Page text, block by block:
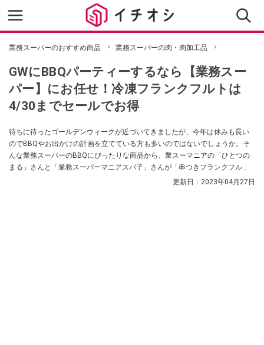
業務スーパーのおすすめ商品 業務スーパーの肉・肉加工品
GWにBBQパーティーするなら【業務スー
パー】にお任せ！冷凍フランクフルトは
4/30までセールでお得
待ちに待ったゴールデンウィークが近づいてきましたが、今年は休みも長い
のでBBQやお出かけの計画を立てている方も多いのではないでしょうか。そ
んな業務スーパーのBBQにぴったりな商品から、業スーマニアの「ひとつの
まる」さんと「業務スーパーマニアスパ子」さんが「串つきフランクフル
ト」「パラタプレーン」「焼き鳥3種アソート」を紹介してくれました。みん
更新日： 2023年04月27日